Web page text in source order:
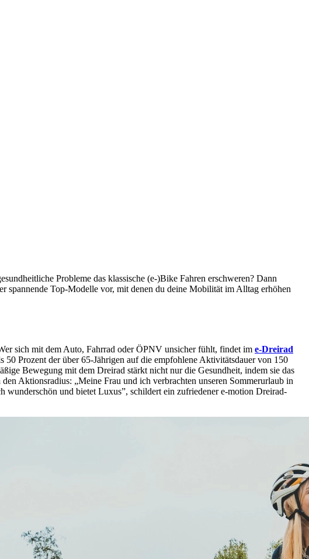
Probleme das klassische (e-)Bike Fahren erschweren? Dann
spannende Top-Modelle vor, mit denen du deine Mobilität im Alltag erhöhen
sich mit dem Auto, Fahrrad oder ÖPNV unsicher fühlt, findet im e-Dreirad
50 Prozent der über 65-Jährigen auf die empfohlene Aktivitätsdauer von 150
Bewegung mit dem Dreirad stärkt nicht nur die Gesundheit, indem sie das
Aktionsradius: „Meine Frau und ich verbrachten unseren Sommerurlaub in
und bietet Luxus”, schildert ein zufriedener e-motion Dreirad-